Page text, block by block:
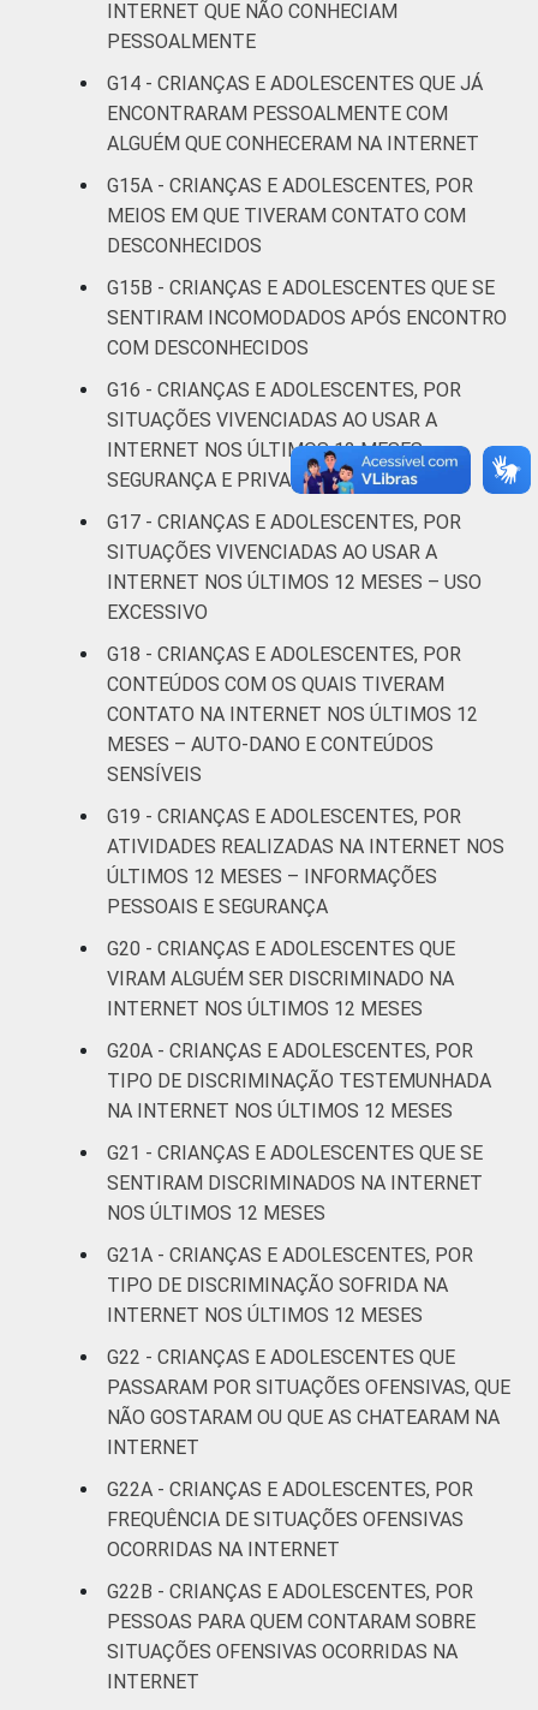
De 13 a 14
anos
9
De 15 a 17
anos
10
FAMILIAR
Mais de 1
SM até 2 SM
9
Mais de 2
SM até 3 SM
4
Mais de 3
SM
Não tem
renda
Não sabe 16
Não
respondeu
3
CLASSE
SOCIAL
C 8
DE
COM ACESSO
À INTERNET
Não
Fonte: CGI.br/NIC.br, Centro Regional de
Estudos para o Desenvolvimento da
Sociedade da Informação (Cetic.br),
Pesquisa sobre o uso da Internet por
crianças e adolescentes no Brasil – TIC Kids
INTERNET QUE NÃO CONHECIAM
PESSOALMENTE
G14 - CRIANÇAS E ADOLESCENTES QUE JÁ
ENCONTRARAM PESSOALMENTE COM
ALGUÉM QUE CONHECERAM NA INTERNET
G15A - CRIANÇAS E ADOLESCENTES, POR
MEIOS EM QUE TIVERAM CONTATO COM
DESCONHECIDOS
G15B - CRIANÇAS E ADOLESCENTES QUE SE
SENTIRAM INCOMODADOS APÓS ENCONTRO
COM DESCONHECIDOS
G16 - CRIANÇAS E ADOLESCENTES, POR
SITUAÇÕES VIVENCIADAS AO USAR A
INTERNET NOS ÚLTIMOS 12 MESES –
SEGURANÇA E PRIVACIDADE
G17 - CRIANÇAS E ADOLESCENTES, POR
SITUAÇÕES VIVENCIADAS AO USAR A
INTERNET NOS ÚLTIMOS 12 MESES – USO
EXCESSIVO
G18 - CRIANÇAS E ADOLESCENTES, POR
CONTEÚDOS COM OS QUAIS TIVERAM
CONTATO NA INTERNET NOS ÚLTIMOS 12
MESES – AUTO-DANO E CONTEÚDOS
SENSÍVEIS
G19 - CRIANÇAS E ADOLESCENTES, POR
ATIVIDADES REALIZADAS NA INTERNET NOS
ÚLTIMOS 12 MESES – INFORMAÇÕES
PESSOAIS E SEGURANÇA
G20 - CRIANÇAS E ADOLESCENTES QUE
VIRAM ALGUÉM SER DISCRIMINADO NA
INTERNET NOS ÚLTIMOS 12 MESES
G20A - CRIANÇAS E ADOLESCENTES, POR
TIPO DE DISCRIMINAÇÃO TESTEMUNHADA
NA INTERNET NOS ÚLTIMOS 12 MESES
G21 - CRIANÇAS E ADOLESCENTES QUE SE
SENTIRAM DISCRIMINADOS NA INTERNET
NOS ÚLTIMOS 12 MESES
G21A - CRIANÇAS E ADOLESCENTES, POR
TIPO DE DISCRIMINAÇÃO SOFRIDA NA
INTERNET NOS ÚLTIMOS 12 MESES
G22 - CRIANÇAS E ADOLESCENTES QUE
PASSARAM POR SITUAÇÕES OFENSIVAS, QUE
NÃO GOSTARAM OU QUE AS CHATEARAM NA
INTERNET
G22A - CRIANÇAS E ADOLESCENTES, POR
FREQUÊNCIA DE SITUAÇÕES OFENSIVAS
OCORRIDAS NA INTERNET
G22B - CRIANÇAS E ADOLESCENTES, POR
PESSOAS PARA QUEM CONTARAM SOBRE
SITUAÇÕES OFENSIVAS OCORRIDAS NA
INTERNET